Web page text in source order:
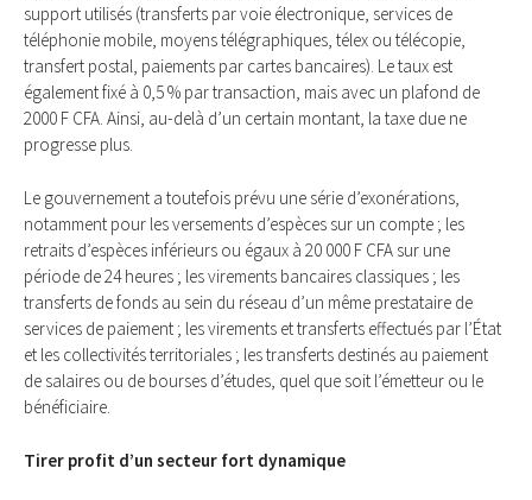
support utilisés (transferts par voie électronique, services de
téléphonie mobile, moyens télégraphiques, télex ou télécopie,
transfert postal, paiements par cartes bancaires). Le taux est
également fixé à 0,5 % par transaction, mais avec un plafond de
2000 F CFA. Ainsi, au-delà d’un certain montant, la taxe due ne
progresse plus.
Le gouvernement a toutefois prévu une série d’exonérations,
notamment pour les versements d’espèces sur un compte ; les
retraits d’espèces inférieurs ou égaux à 20 000 F CFA sur une
période de 24 heures ; les virements bancaires classiques ; les
transferts de fonds au sein du réseau d’un même prestataire de
services de paiement ; les virements et transferts effectués par l’État
et les collectivités territoriales ; les transferts destinés au paiement
de salaires ou de bourses d’études, quel que soit l’émetteur ou le
bénéficiaire.
Tirer profit d’un secteur fort dynamique